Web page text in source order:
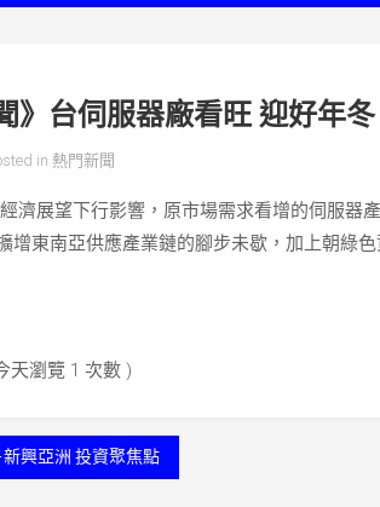
》台伺服器廠看旺 迎好年冬
in 熱門新聞
經濟展望下行影響，原市場需求看增的伺服器
增東南亞供應產業鏈的腳步未歇，加上朝綠
天瀏覽 1 次數 )
新興亞洲 投資聚焦點